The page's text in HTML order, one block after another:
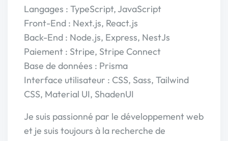
Langages : TypeScript, JavaScript
Front-End : Next.js, React.js
Back-End : Node.js, Express, NestJs
Paiement : Stripe, Stripe Connect
Base de données : Prisma
Interface utilisateur : CSS, Sass, Tailwind
CSS, Material UI, ShadenUI
Je suis passionné par le développement web
et je suis toujours à la recherche de